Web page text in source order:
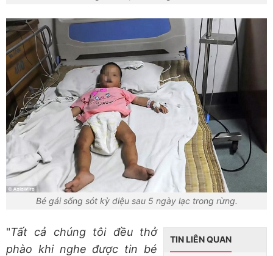
Bé gái sống sót kỳ diệu sau 5 ngày lạc trong rừng.
TIN LIÊN QUAN
"Tất cả chúng tôi đều thở
phào khi nghe được tin bé